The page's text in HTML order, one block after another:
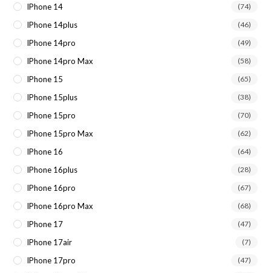
IPhone 14 (74)
IPhone 14plus (46)
IPhone 14pro (49)
IPhone 14pro Max (58)
IPhone 15 (65)
IPhone 15plus (38)
IPhone 15pro (70)
IPhone 15pro Max (62)
IPhone 16 (64)
IPhone 16plus (28)
IPhone 16pro (67)
IPhone 16pro Max (68)
IPhone 17 (47)
IPhone 17air (7)
IPhone 17pro (47)